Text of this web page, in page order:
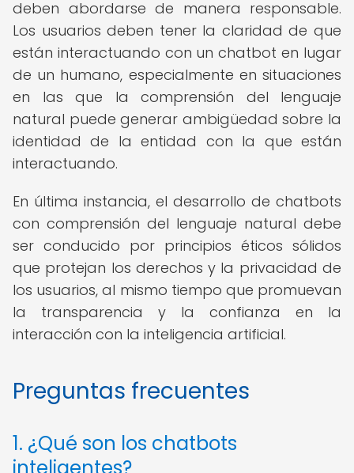
deben abordarse de manera responsable.
Los usuarios deben tener la claridad de que
están interactuando con un chatbot en lugar
de un humano, especialmente en situaciones
en las que la comprensión del lenguaje
natural puede generar ambigüedad sobre la
identidad de la entidad con la que están
interactuando.
En última instancia, el desarrollo de chatbots
con comprensión del lenguaje natural debe
ser conducido por principios éticos sólidos
que protejan los derechos y la privacidad de
los usuarios, al mismo tiempo que promuevan
la transparencia y la confianza en la
interacción con la inteligencia artificial.
Preguntas frecuentes
1. ¿Qué son los chatbots